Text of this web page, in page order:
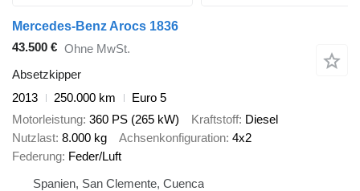
Mercedes-Benz Arocs 1836
43.500 € Ohne MwSt.
Absetzkipper
2013
250.000 km
Euro 5
Motorleistung 360 PS (265 kW) Kraftstoff Diesel
Nutzlast 8.000 kg Achsenkonfiguration 4x2
Federung Feder/Luft
Spanien, San Clemente, Cuenca